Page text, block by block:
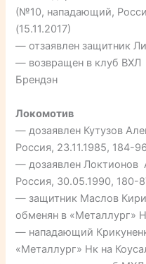
(№10, нападающий,
(15.11.2017)
— отзаявлен защитник
— возвращен в клуб ВХЛ
Брендэн
Локомотив
— дозаявлен Кутузов
Россия, 23.11.1985, 184-
— дозаявлен
Россия, 30.05.1990, 180-
— защитник Маслов
обменян в «Металлург»
— нападающий
«Металлург» Нк на